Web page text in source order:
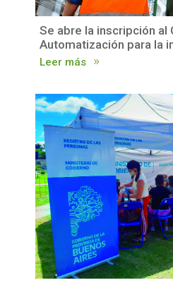
Se abre la inscripción al
Automatización para la
Leer más